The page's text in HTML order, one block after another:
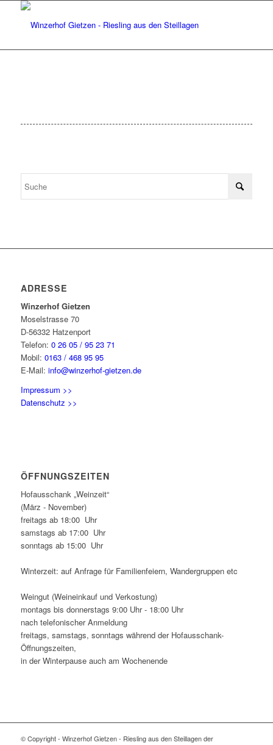
ADRESSE
Winzerhof Gietzen
Moselstrasse 70
D-56332 Hatzenport
Telefon: 0 26 05 / 95 23 71
Mobil: 0163 / 468 95 95
E-Mail: info@winzerhof-gietzen.de
Impressum >>
Datenschutz >>
ÖFFNUNGSZEITEN
Hofausschank „Weinzeit“
(März - November)
freitags ab 18:00 Uhr
samstags ab 17:00 Uhr
sonntags ab 15:00 Uhr
Winterzeit: auf Anfrage für Familienfeiern, Wandergruppen etc
Weingut (Weineinkauf und Verkostung)
montags bis donnerstags 9:00 Uhr - 18:00 Uhr
nach telefonischer Anmeldung
freitags, samstags, sonntags während der Hofausschank-
Öffnungszeiten,
in der Winterpause auch am Wochenende
© Copyright - Winzerhof Gietzen - Riesling aus den Steillagen der